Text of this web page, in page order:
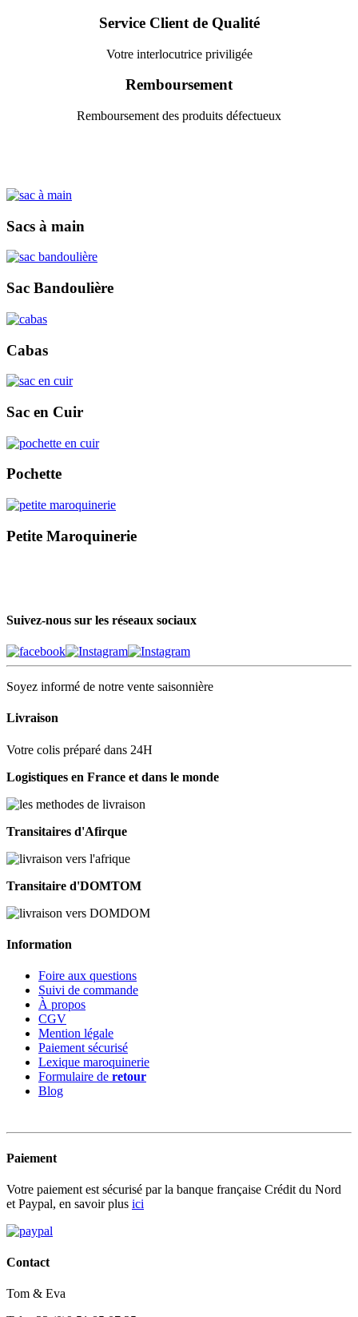
Service Client de Qualité
Votre interlocutrice priviligée
Remboursement
Remboursement des produits défectueux
Sacs à main
Sac Bandoulière
Cabas
Sac en Cuir
Pochette
Petite Maroquinerie
Suivez-nous sur les réseaux sociaux
Soyez informé de notre vente saisonnière
Livraison
Votre colis préparé dans 24H
Logistiques en France et dans le monde
Transitaires d'Afirque
Transitaire d'DOMTOM
Information
Foire aux questions
Suivi de commande
À propos
CGV
Mention légale
Paiement sécurisé
Lexique maroquinerie
Formulaire de retour
Blog
Paiement
Votre paiement est sécurisé par la banque française Crédit du Nord
et Paypal, en savoir plus ici
Contact
Tom & Eva